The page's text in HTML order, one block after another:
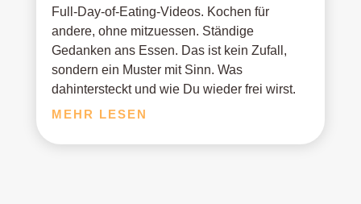
Full-Day-of-Eating-Videos. Kochen für
andere, ohne mitzuessen. Ständige
Gedanken ans Essen. Das ist kein Zufall,
sondern ein Muster mit Sinn. Was
dahintersteckt und wie Du wieder frei wirst.
MEHR LESEN